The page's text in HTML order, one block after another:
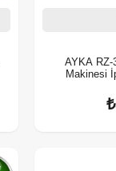
AYKA RZ-
Makinesi